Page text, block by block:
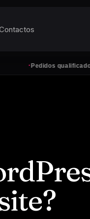
Pedidos qualificados no